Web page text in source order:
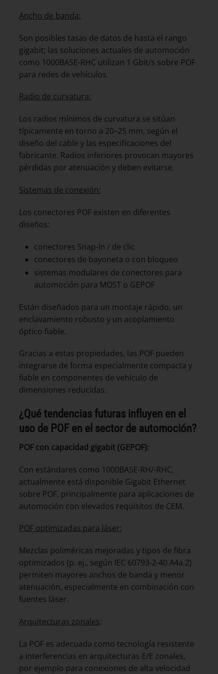
Ancho de banda:
Son posibles tasas de datos de hasta el rango
gigabit; las soluciones actuales de automoción
como 1000BASE-RHC utilizan 1 Gbit/s sobre POF
para redes de vehículos.
Radio de curvatura:
Los radios mínimos de curvatura se sitúan
típicamente en torno a 20–25 mm, según el
diseño del cable y las especificaciones del
fabricante. Radios inferiores provocan mayores
pérdidas por atenuación y deben evitarse.
Sistemas de conexión:
Los conectores POF existen en diferentes
diseños:
conectores Snap-In / de clic
conectores de bayoneta o con bloqueo
sistemas modulares de conectores para
automoción para MOST o GEPOF
Están diseñados para un montaje rápido, un
enclavamiento robusto y un acoplamiento
óptico fiable.
Gracias a estas propiedades, las POF pueden
integrarse de forma especialmente compacta y
fiable en componentes de vehículo de
dimensiones reducidas.
¿Qué tendencias futuras influyen en el
uso de POF en el sector de automoción?
POF con capacidad gigabit (GEPOF):
Con estándares como 1000BASE-RH/-RHC,
actualmente está disponible Gigabit Ethernet
sobre POF, principalmente para aplicaciones de
automoción con elevados requisitos de CEM.
POF optimizadas para láser:
Mezclas poliméricas mejoradas y tipos de fibra
optimizados (p. ej., según IEC 60793-2-40 A4a.2)
permiten mayores anchos de banda y menor
atenuación, especialmente en combinación con
fuentes láser.
Arquitecturas zonales:
La POF es adecuada como tecnología resistente
a interferencias en arquitecturas E/E zonales,
por ejemplo para conexiones de alta velocidad